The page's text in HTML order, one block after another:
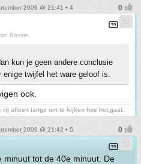
2009 @ 21:41 • 4
Bassie.
kun je geen andere conclusie
twijfel het ware geloof is.
ook.
alleen langs om te kijken hoe het gaat.
2009 @ 21:42 • 5
minuut tot de 40e minuut. De